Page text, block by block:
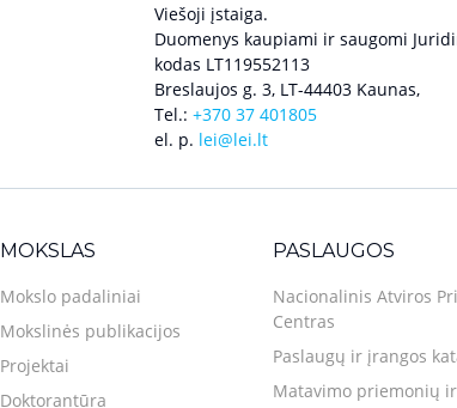
Viešoji įstaiga.
Duomenys kaupiami ir saugomi
kodas LT119552113
Breslaujos g. 3, LT-44403 Kaunas,
Tel.: +370 37 401805
el. p. lei@lei.lt
MOKSLAS
Mokslo padaliniai
Mokslinės publikacijos
Projektai
Doktorantūra
PASLAUGOS
Nacionalinis Atviros
Centras
Paslaugų ir įrangos
Matavimo priemonių